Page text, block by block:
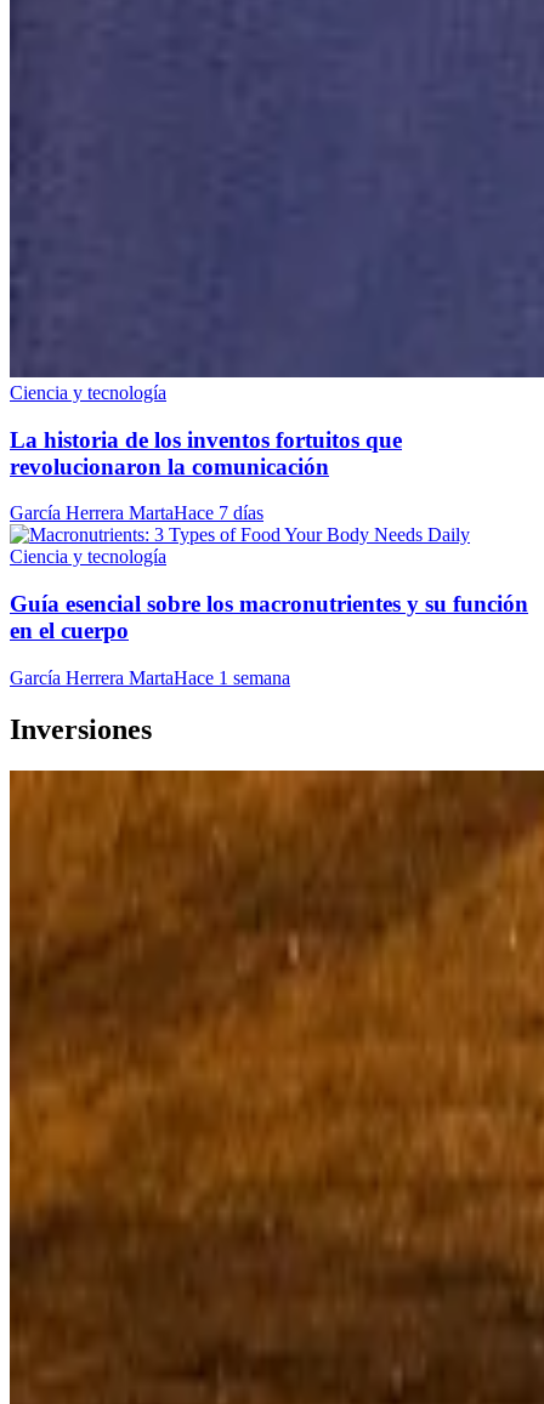
Ciencia y tecnología
La historia de los inventos fortuitos que
revolucionaron la comunicación
García Herrera MartaHace 7 días
Ciencia y tecnología
Guía esencial sobre los macronutrientes y su función
en el cuerpo
García Herrera MartaHace 1 semana
Inversiones